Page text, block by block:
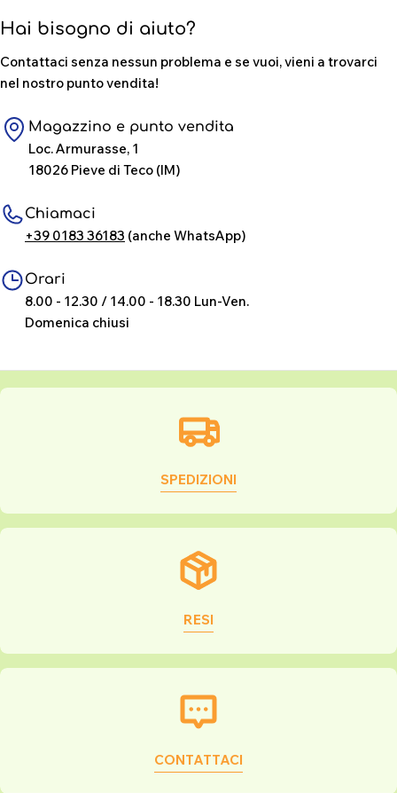
Hai bisogno di aiuto?
Contattaci senza nessun problema e se vuoi, vieni a trovarci
nel nostro punto vendita!
Magazzino e punto vendita
Loc. Armurasse, 1
18026 Pieve di Teco (IM)
Chiamaci
+39 0183 36183 (anche WhatsApp)
Orari
8.00 - 12.30 / 14.00 - 18.30 Lun-Ven.
Domenica chiusi
SPEDIZIONI
RESI
CONTATTACI